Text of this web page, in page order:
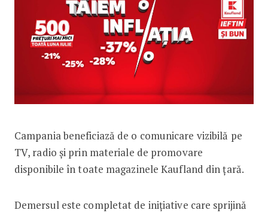
Campania beneficiază de o comunicare vizibilă pe
TV, radio și prin materiale de promovare
disponibile în toate magazinele Kaufland din țară.
Demersul este completat de inițiative care sprijină